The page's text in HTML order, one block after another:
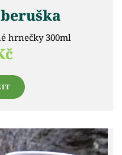
hrnečky 300ml